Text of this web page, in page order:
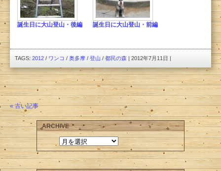
誕生日に大山登山・後編 誕生日に大山登山・前編
TAGS: 2012 / ワンコ / 奥多摩 / 登山 / 都民の森 | 2012年7月11日 |
« 古い記事
ARCHIVE